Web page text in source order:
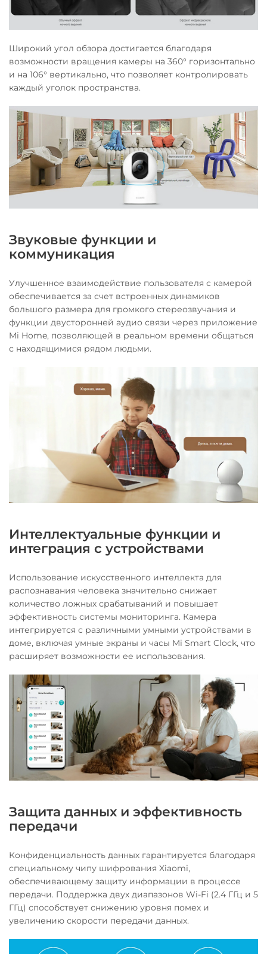
Широкий угол обзора достигается благодаря
возможности вращения камеры на 360° горизонтально
и на 106° вертикально, что позволяет контролировать
каждый уголок пространства.
Звуковые функции и
коммуникация
Улучшенное взаимодействие пользователя с камерой
обеспечивается за счет встроенных динамиков
большого размера для громкого стереозвучания и
функции двусторонней аудио связи через приложение
Mi Home, позволяющей в реальном времени общаться
с находящимися рядом людьми.
Интеллектуальные функции и
интеграция с устройствами
Использование искусственного интеллекта для
распознавания человека значительно снижает
количество ложных срабатываний и повышает
эффективность системы мониторинга. Камера
интегрируется с различными умными устройствами в
доме, включая умные экраны и часы Mi Smart Clock, что
расширяет возможности ее использования.
Защита данных и эффективность
передачи
Конфиденциальность данных гарантируется благодаря
специальному чипу шифрования Xiaomi,
обеспечивающему защиту информации в процессе
передачи. Поддержка двух диапазонов Wi-Fi (2.4 ГГц и 5
ГГц) способствует снижению уровня помех и
увеличению скорости передачи данных.